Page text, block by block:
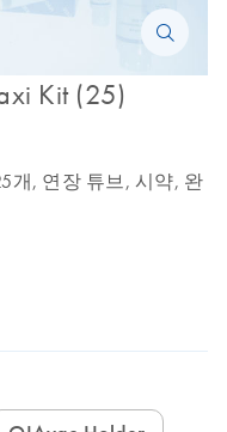
Kit (25)
개, 연장 튜브, 시약, 완